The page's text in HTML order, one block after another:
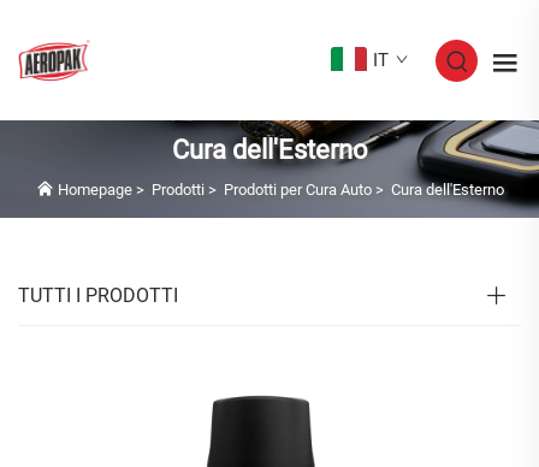
IT
Cura dell'Esterno
Homepage> Prodotti> Prodotti per Cura Auto> Cura dell'Esterno
TUTTI I PRODOTTI